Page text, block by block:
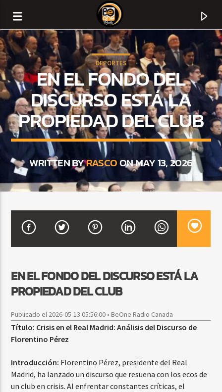
CURRENT TRACK
ARTIST
DJ MIX
12:00 AM 2:00 AM
Beone Radio
DEPORTES
EN EL FONDO DEL
DISCURSO ESTÁ LA
PROPIEDAD DEL CLUB
WRITTEN BYRASCOON MAY 13, 2026
EN EL FONDO DEL DISCURSO ESTÁ LA
PROPIEDAD DEL CLUB
Publicado el 2026-05-13 05:56:00 • BeOne Radio Canada
Título: Crisis en el Real Madrid: Análisis del Discurso de
Florentino Pérez
Introducción: Florentino Pérez, presidente del Real
Madrid, ha lanzado un discurso que resuena con los ecos de
un club en crisis. Al enfrentar constantes críticas, el